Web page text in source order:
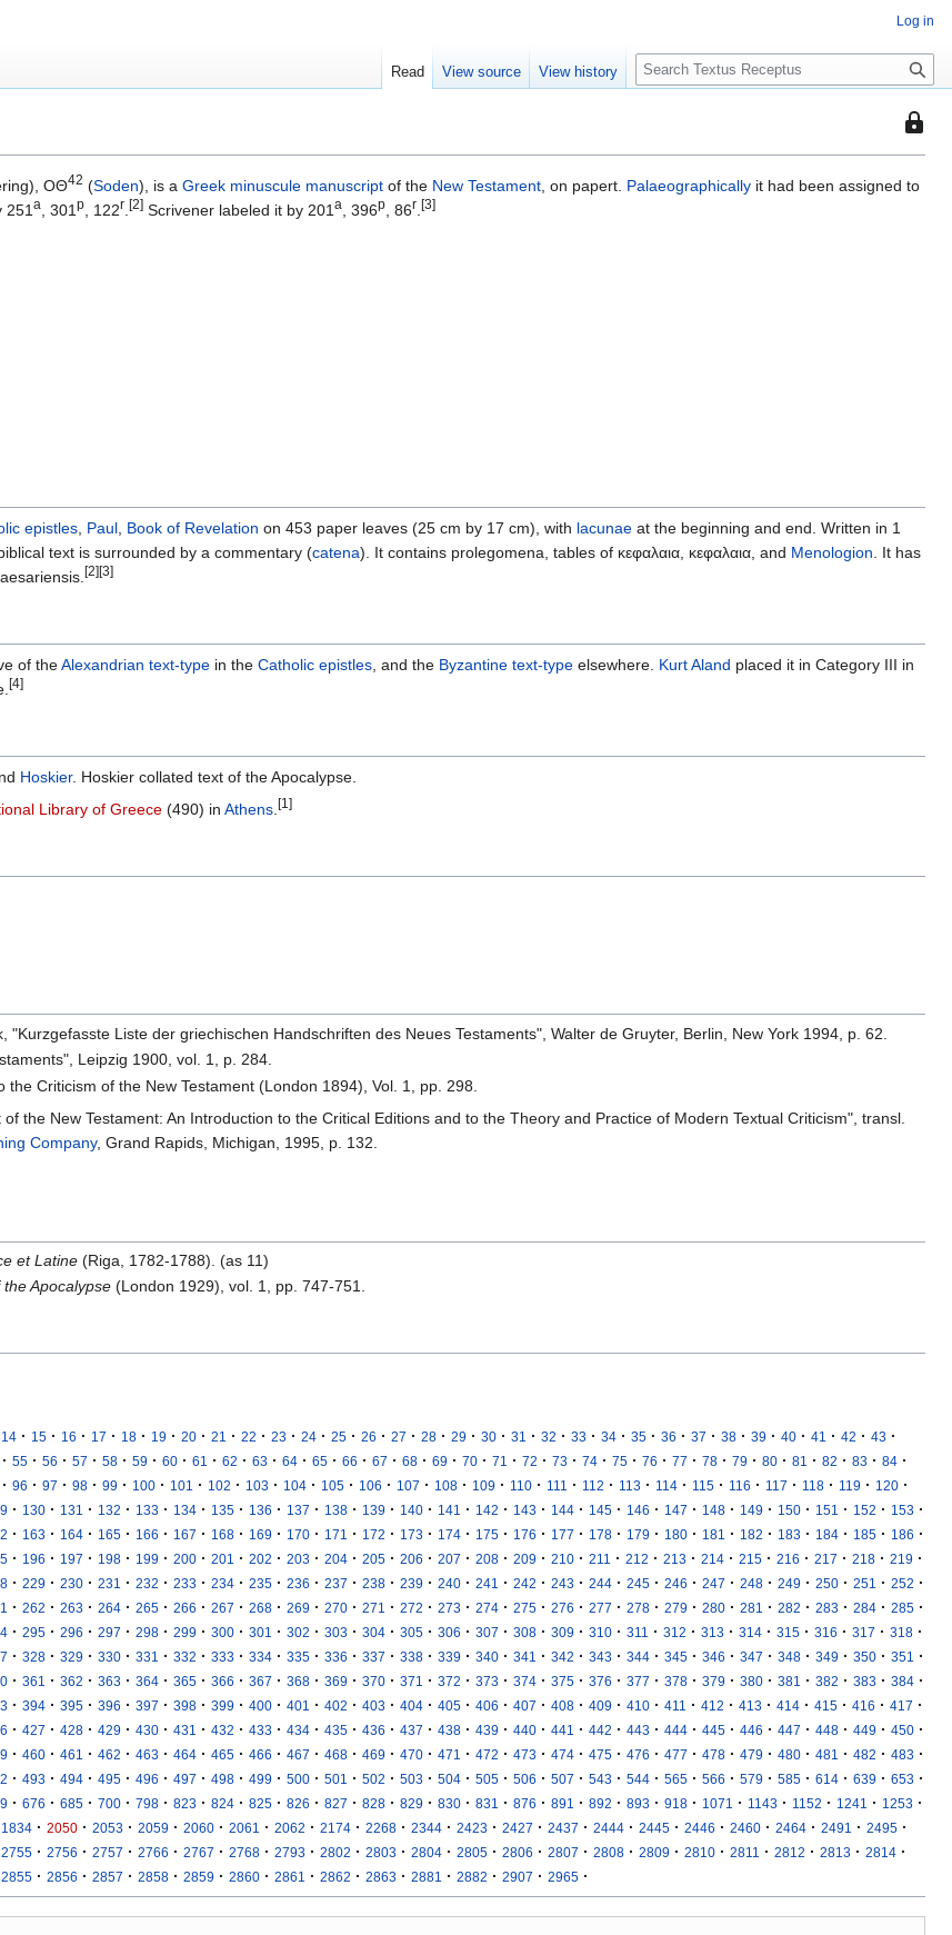
This
ΟΘ42 (Soden), is a Greek minuscule manuscript of the New Testament, on papert. Palaeographically it had been assigned to
251a, 301p, 122r. [2] Scrivener labeled it by 201a, 396p, 86r. [3]
epistles, Paul, Book of Revelation on 453 paper leaves (25 cm by 17 cm), with lacunae at the beginning and end. Written in 1
text is surrounded by a commentary (catena). It contains prolegomena, tables of κεφαλαια, κεφαλαια, and Menologion. It has
[2] [3]
of theAlexandrian text-type in the Catholic epistles, and the Byzantine text-type elsewhere. Kurt Aland placed it in Category III in
[4]
Hoskier. Hoskier collated text of the Apocalypse.
Library of Greece (490) in Athens. [1]
"Kurzgefasste Liste der griechischen Handschriften des Neues Testaments", Walter de Gruyter, Berlin, New York 1994, p. 62.
Leipzig 1900, vol. 1, p. 284.
the Criticism of the New Testament (London 1894), Vol. 1, pp. 298.
of the New Testament: An Introduction to the Critical Editions and to the Theory and Practice of Modern Textual Criticism", transl.
Company, Grand Rapids, Michigan, 1995, p. 132.
et Latine (Riga, 1782-1788). (as 11)
Apocalypse (London 1929), vol. 1, pp. 747-751.
14 · 15 · 16 · 17 · 18 · 19 · 20 · 21 · 22 · 23 · 24 · 25 · 26 · 27 · 28 · 29 · 30 · 31 · 32 · 33 · 34 · 35 · 36 · 37 · 38 · 39 · 40 · 41 · 42 · 43 ·
· 55 · 56 · 57 · 58 · 59 · 60 · 61 · 62 · 63 · 64 · 65 · 66 · 67 · 68 · 69 · 70 · 71 · 72 · 73 · 74 · 75 · 76 · 77 · 78 · 79 · 80 · 81 · 82 · 83 · 84 ·
· 96 · 97 · 98 · 99 · 100 · 101 · 102 · 103 · 104 · 105 · 106 · 107 · 108 · 109 · 110 · 111 · 112 · 113 · 114 · 115 · 116 · 117 · 118 · 119 · 120 ·
· 130 · 131 · 132 · 133 · 134 · 135 · 136 · 137 · 138 · 139 · 140 · 141 · 142 · 143 · 144 · 145 · 146 · 147 · 148 · 149 · 150 · 151 · 152 · 153 ·
· 163 · 164 · 165 · 166 · 167 · 168 · 169 · 170 · 171 · 172 · 173 · 174 · 175 · 176 · 177 · 178 · 179 · 180 · 181 · 182 · 183 · 184 · 185 · 186 ·
· 196 · 197 · 198 · 199 · 200 · 201 · 202 · 203 · 204 · 205 · 206 · 207 · 208 · 209 · 210 · 211 · 212 · 213 · 214 · 215 · 216 · 217 · 218 · 219 ·
· 229 · 230 · 231 · 232 · 233 · 234 · 235 · 236 · 237 · 238 · 239 · 240 · 241 · 242 · 243 · 244 · 245 · 246 · 247 · 248 · 249 · 250 · 251 · 252 ·
· 262 · 263 · 264 · 265 · 266 · 267 · 268 · 269 · 270 · 271 · 272 · 273 · 274 · 275 · 276 · 277 · 278 · 279 · 280 · 281 · 282 · 283 · 284 · 285 ·
· 295 · 296 · 297 · 298 · 299 · 300 · 301 · 302 · 303 · 304 · 305 · 306 · 307 · 308 · 309 · 310 · 311 · 312 · 313 · 314 · 315 · 316 · 317 · 318 ·
· 328 · 329 · 330 · 331 · 332 · 333 · 334 · 335 · 336 · 337 · 338 · 339 · 340 · 341 · 342 · 343 · 344 · 345 · 346 · 347 · 348 · 349 · 350 · 351 ·
· 361 · 362 · 363 · 364 · 365 · 366 · 367 · 368 · 369 · 370 · 371 · 372 · 373 · 374 · 375 · 376 · 377 · 378 · 379 · 380 · 381 · 382 · 383 · 384 ·
· 394 · 395 · 396 · 397 · 398 · 399 · 400 · 401 · 402 · 403 · 404 · 405 · 406 · 407 · 408 · 409 · 410 · 411 · 412 · 413 · 414 · 415 · 416 · 417 ·
· 427 · 428 · 429 · 430 · 431 · 432 · 433 · 434 · 435 · 436 · 437 · 438 · 439 · 440 · 441 · 442 · 443 · 444 · 445 · 446 · 447 · 448 · 449 · 450 ·
· 460 · 461 · 462 · 463 · 464 · 465 · 466 · 467 · 468 · 469 · 470 · 471 · 472 · 473 · 474 · 475 · 476 · 477 · 478 · 479 · 480 · 481 · 482 · 483 ·
· 493 · 494 · 495 · 496 · 497 · 498 · 499 · 500 · 501 · 502 · 503 · 504 · 505 · 506 · 507 · 543 · 544 · 565 · 566 · 579 · 585 · 614 · 639 · 653 ·
· 676 · 685 · 700 · 798 · 823 · 824 · 825 · 826 · 827 · 828 · 829 · 830 · 831 · 876 · 891 · 892 · 893 · 918 · 1071 · 1143 · 1152 · 1241 · 1253 ·
1834 · 2050 · 2053 · 2059 · 2060 · 2061 · 2062 · 2174 · 2268 · 2344 · 2423 · 2427 · 2437 · 2444 · 2445 · 2446 · 2460 · 2464 · 2491 · 2495 ·
2755 · 2756 · 2757 · 2766 · 2767 · 2768 · 2793 · 2802 · 2803 · 2804 · 2805 · 2806 · 2807 · 2808 · 2809 · 2810 · 2811 · 2812 · 2813 · 2814 ·
2855 · 2856 · 2857 · 2858 · 2859 · 2860 · 2861 · 2862 · 2863 · 2881 · 2882 · 2907 · 2965 ·
Log in
Read View source View history
S
e
c
h